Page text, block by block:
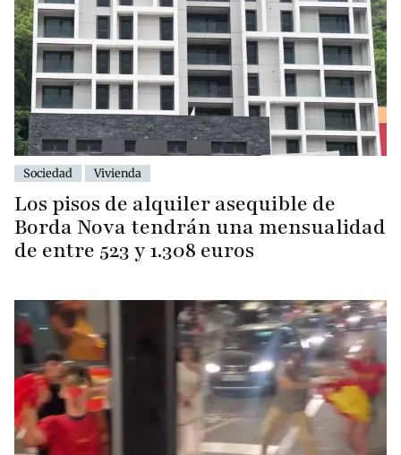
Sociedad Vivienda
Los pisos de alquiler asequible de
Borda Nova tendrán una mensualidad
de entre 523 y 1.308 euros